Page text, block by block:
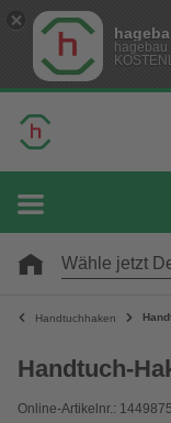
Wähle jetzt
Handtuchhaken
Handtuch-
Online-Artikelnr.: 1449875